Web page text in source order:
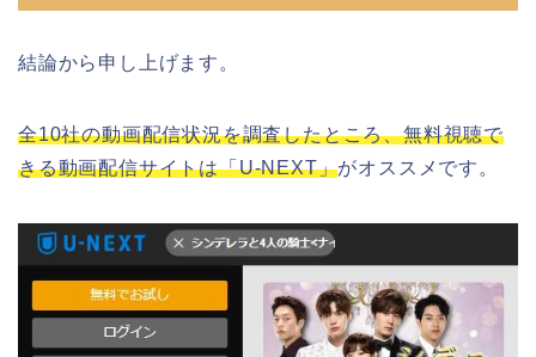
結論から申し上げます。
全10社の動画配信状況を調査したところ、無料視聴で
きる動画配信サイトは「U-NEXT」がオススメです。